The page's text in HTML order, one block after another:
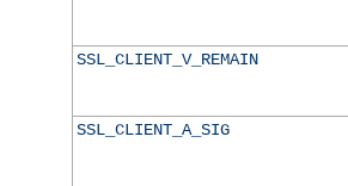
SSL_CLIENT_V_REMAIN
SSL_CLIENT_A_SIG